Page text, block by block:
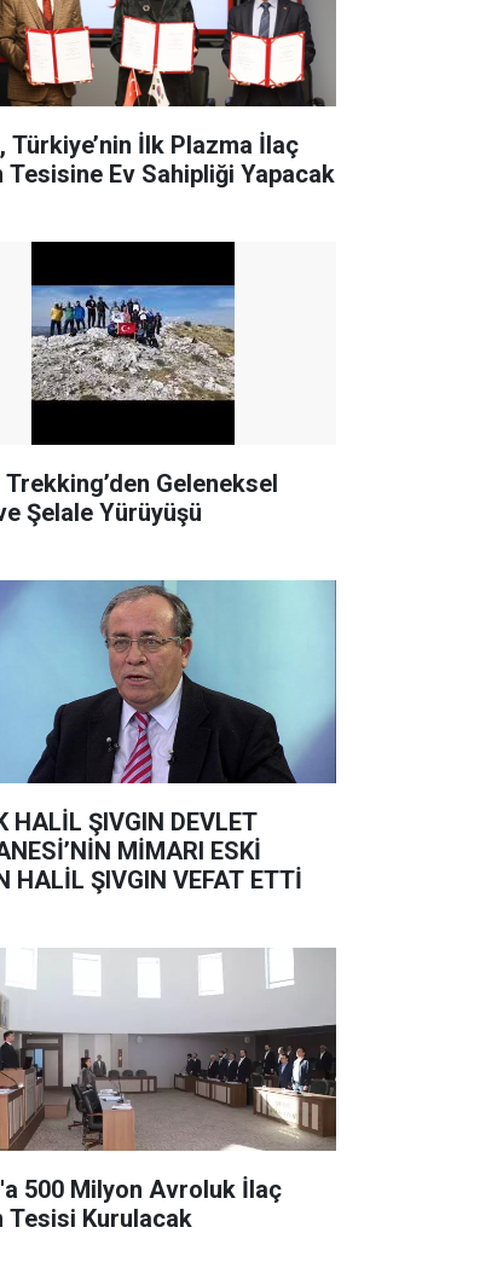
Türkiye’nin İlk Plazma İlaç
Tesisine Ev Sahipliği Yapacak
Trekking’den Geleneksel
Şelale Yürüyüşü
HALİL ŞIVGIN DEVLET
MİMARI ESKİ
HALİL ŞIVGIN VEFAT ETTİ
500 Milyon Avroluk İlaç
Tesisi Kurulacak